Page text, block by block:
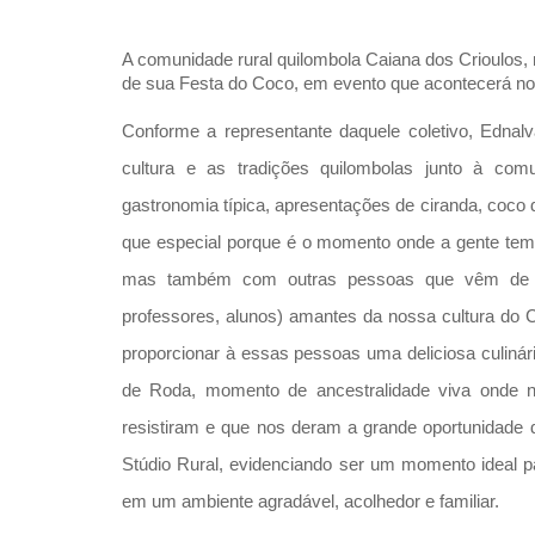
A comunidade rural quilombola Caiana dos
de sua Festa do Coco, em evento que acontecerá
Conforme a representante daquele coletivo,
cultura e as tradições quilombolas junto à
gastronomia típica, apresentações de ciranda,
que especial porque é o momento onde a gente
mas também com outras pessoas que vêm de
professores, alunos) amantes da nossa cultura do
proporcionar à essas pessoas uma deliciosa
de Roda, momento de ancestralidade viva
resistiram e que nos deram a grande
Stúdio Rural, evidenciando ser um momento ideal
em um ambiente agradável, acolhedor e familiar.